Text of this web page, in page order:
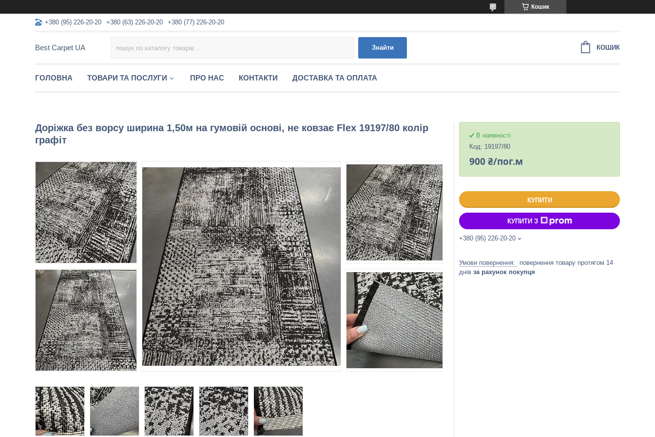
Кошик
+380 (95) 226-20-20 +380 (63) 226-20-20 +380 (77) 226-20-20
Best Carpet UA Знайти КОШИК
ГОЛОВНА ТОВАРИ ТА ПОСЛУГИ ПРО НАС КОНТАКТИ ДОСТАВКА ТА ОПЛАТА
Доріжка без ворсу ширина 1,50м на гумовій основі, не ковзає Flex 19197/80 колір
графіт
В наявності
Код: 19197/80
900 ₴/пог.м
КУПИТИ
КУПИТИ З
+380 (95) 226-20-20
повернення товару протягом 14
днів за рахунок покупця